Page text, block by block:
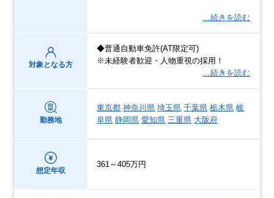
…続きを読む
対象となる方
◆普通自動車免許(AT限定可)
※未経験者歓迎・人物重視の採用！
…続きを読む
勤務地
東京都 神奈川県 埼玉県 千葉県 栃木県 岐
阜県 静岡県 愛知県 三重県 大阪府
想定年収
361～405万円